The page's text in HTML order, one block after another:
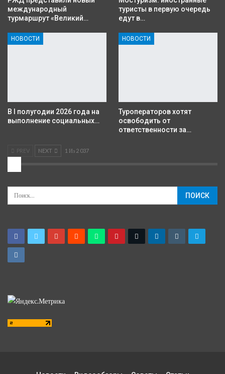
международный
турмаршрут «Великий…
туристы в первую очередь
едут в…
НОВОСТИ
В I полугодии 2026 года на
выполнение социальных…
НОВОСТИ
Туроператоров хотят
освободить от
ответственности за…
PREV NEXT 1 Из 2 037